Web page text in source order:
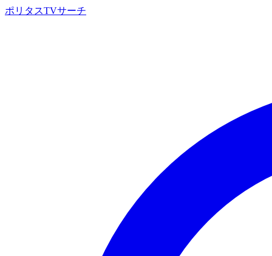
ポリタスTVサーチ